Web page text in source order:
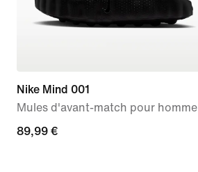
Nike Mind 001
Mules d'avant-match pour homme
89,99 €
89,99 €